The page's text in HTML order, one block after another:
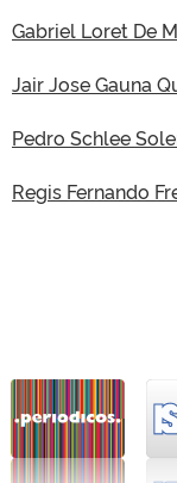
Gabriel Loret De
Jair Jose Gauna
Pedro Schlee
Regis Fernando